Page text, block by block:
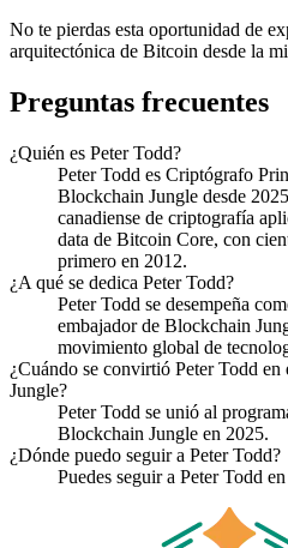
No te pierdas esta oportunidad de
arquitectónica de Bitcoin desde la
Preguntas frecuentes
¿Quién es Peter Todd?
Peter Todd es Criptógrafo
Blockchain Jungle desde
canadiense de criptografía
data de Bitcoin Core, con
primero en 2012.
¿A qué se dedica Peter Todd?
Peter Todd se desempeña
embajador de Blockchain
movimiento global de
¿Cuándo se convirtió Peter Todd
Jungle?
Peter Todd se unió al
Blockchain Jungle en 2025.
¿Dónde puedo seguir a Peter Todd?
Puedes seguir a Peter Todd en